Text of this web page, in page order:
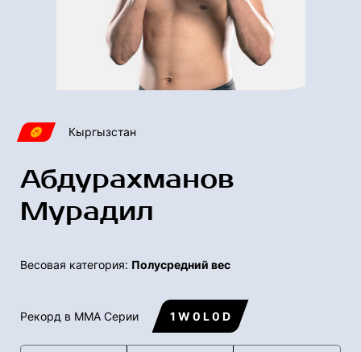
Кыргызстан
Абдурахманов
Мурадил
Весовая категория: Полусредний вес
Рекорд в ММА Серии 1 W 0 L 0 D